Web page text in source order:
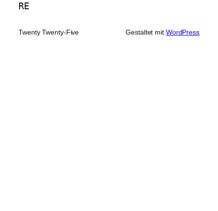
RE
Twenty Twenty-Five Gestaltet mit WordPress